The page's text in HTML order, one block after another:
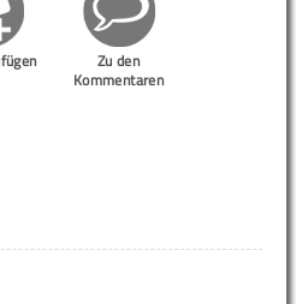
Zu den
Kommentaren